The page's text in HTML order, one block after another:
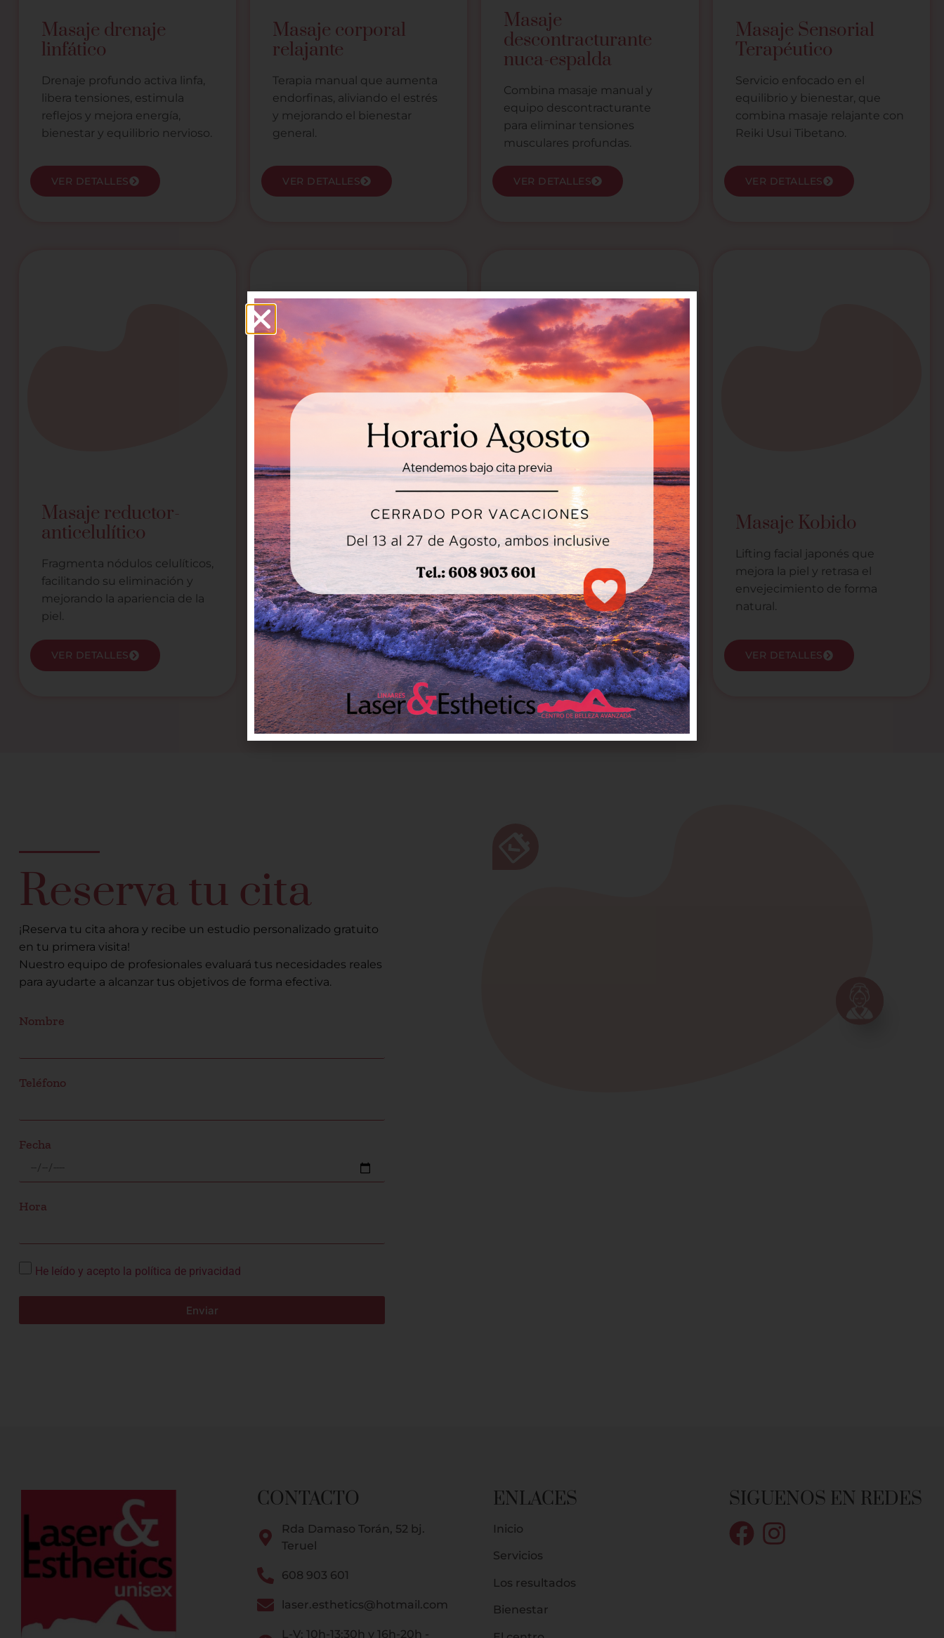
Masaje drenaje
linfático
Drenaje profundo activa linfa,
libera tensiones, estimula
reflejos y mejora energía,
bienestar y equilibrio nervioso.
VER DETALLES
Masaje corporal
relajante
Terapia manual que aumenta
endorfinas, aliviando el estrés
y mejorando el bienestar
general.
VER DETALLES
Masaje
descontracturante
nuca-espalda
Combina masaje manual y
equipo descontracturante
para eliminar tensiones
musculares profundas.
VER DETALLES
Masaje Sensorial
Terapéutico
Servicio enfocado en el
equilibrio y bienestar, que
combina masaje relajante con
Reiki Usui Tibetano.
VER DETALLES
Masaje reductor-
anticelulítico
Fragmenta nódulos celulíticos,
facilitando su eliminación y
mejorando la apariencia de la
piel.
VER DETALLES
Masaje circulatorio
piernas cansadas
Activa el flujo sanguíneo,
eliminando toxinas y
mejorando el drenaje de
fluidos.
VER DETALLES
Masaje con velas
aromáticas y cañas
de bambú
Experiencia sensorial que
combina calor y aromas para
relajar y estimular.
VER DETALLES
Masaje Kobido
Lifting facial japonés que
mejora la piel y retrasa el
envejecimiento de forma
natural.
VER DETALLES
Reserva tu cita
¡Reserva tu cita ahora y recibe un estudio personalizado gratuito
en tu primera visita!
Nuestro equipo de profesionales evaluará tus necesidades reales
para ayudarte a alcanzar tus objetivos de forma efectiva.
Nombre
Teléfono
Fecha
Hora
He leído y acepto la política de privacidad
Enviar
CONTACTO
Rda Damaso Torán, 52 bj.
Teruel
608 903 601
laser.esthetics@hotmail.com
L-V: 10h-13:30h y 16h-20h -
ENLACES
Inicio
Servicios
Los resultados
Bienestar
SIGUENOS EN REDES